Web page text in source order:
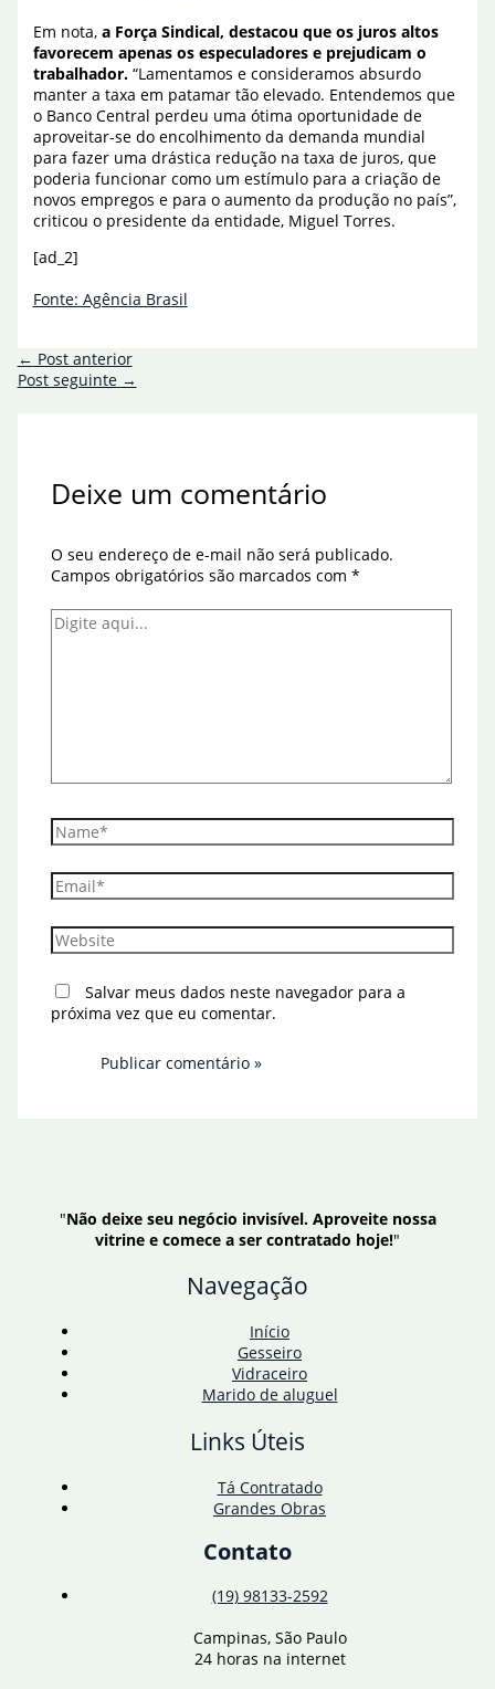
Em nota,a Força Sindical, destacou que os juros altos
favorecem apenas os especuladores e prejudicam o
trabalhador. “Lamentamos e consideramos absurdo
manter a taxa em patamar tão elevado. Entendemos que
o Banco Central perdeu uma ótima oportunidade de
aproveitar-se do encolhimento da demanda mundial
para fazer uma drástica redução na taxa de juros, que
poderia funcionar como um estímulo para a criação de
novos empregos e para o aumento da produção no país”,
criticou o presidente da entidade, Miguel Torres.
[ad_2]
Fonte: Agência Brasil
← Post anterior
Post seguinte →
Deixe um comentário
O seu endereço de e-mail não será publicado.
Campos obrigatórios são marcados com *
Digite
aqui...
Name*
Email*
Website
Salvar meus dados neste navegador para a
próxima vez que eu comentar.
"Não deixe seu negócio invisível. Aproveite nossa
vitrine e comece a ser contratado hoje!"
Navegação
Início
Gesseiro
Vidraceiro
Marido de aluguel
Links Úteis
Tá Contratado
Grandes Obras
Contato
(19) 98133-2592
Campinas, São Paulo
24 horas na internet